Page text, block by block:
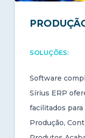
SOLUÇÕES:
Software
Sírius ERP
facilitados
Produção,